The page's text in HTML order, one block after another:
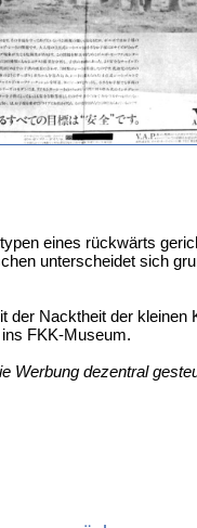
eines rückwärts
unterscheidet sich
der Nacktheit der
FKK-Museum.
Werbung dezentral